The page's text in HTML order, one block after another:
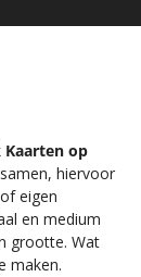
Kaarten op
hiervoor
eigen
en medium
grootte. Wat
maken.